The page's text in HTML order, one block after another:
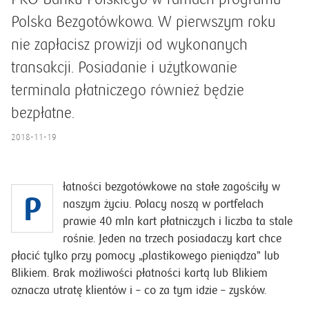
Polska Bezgotówkowa. W pierwszym roku
nie zapłacisz prowizji od wykonanych
transakcji. Posiadanie i użytkowanie
terminala płatniczego również będzie
bezpłatne.
2018-11-19
P
łatności bezgotówkowe na stałe zagościły w
naszym życiu. Polacy noszą w portfelach
prawie 40 mln kart płatniczych i liczba ta stale
rośnie. Jeden na trzech posiadaczy kart chce
płacić tylko przy pomocy „plastikowego pieniądza” lub
Blikiem. Brak możliwości płatności kartą lub Blikiem
oznacza utratę klientów i – co za tym idzie – zysków.